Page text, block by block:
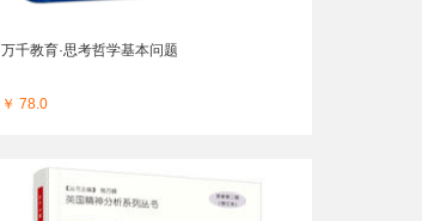
万千教育·思考哲学基本问题
￥ 78.0